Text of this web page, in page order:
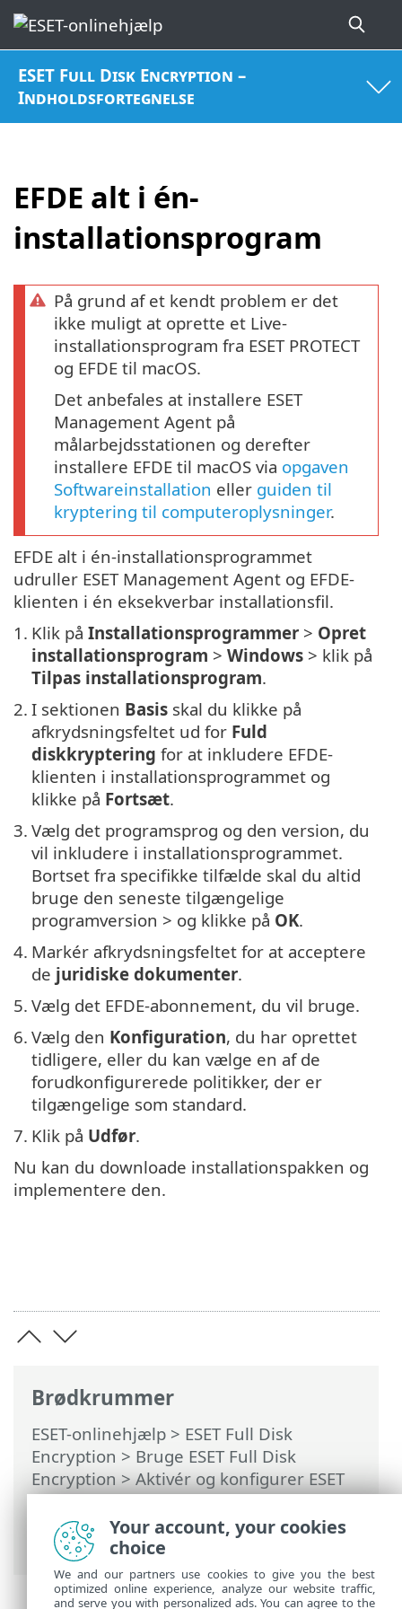
ESET Full Disk Encryption –
Indholdsfortegnelse
EFDE alt i én-
installationsprogram
Brødkrummer
ESET-onlinehjælp > ESET Full Disk
Encryption > Bruge ESET Full Disk
Encryption>Aktivér og konfigurer ESET
Full Disk Encryption>Udrulning af EFDE-
klient> EFDE alt i én-
installationsprogram
På grund af et kendt problem er det
ikke muligt at oprette et Live-
installationsprogram fra ESET PROTECT
og EFDE til macOS.
Det anbefales at installere ESET
Management Agent på
målarbejdsstationen og derefter
installere EFDE til macOS via opgaven
Softwareinstallation eller guiden til
kryptering til computeroplysninger.
EFDE alt i én-installationsprogrammet
udruller ESET Management Agent og EFDE-
klienten i én eksekverbar installationsfil.
1. Klik på Installationsprogrammer > Opret
installationsprogram > Windows > klik på
Tilpas installationsprogram.
2. I sektionen Basis skal du klikke på
afkrydsningsfeltet ud for Fuld
diskkryptering for at inkludere EFDE-
klienten i installationsprogrammet og
klikke på Fortsæt.
3. Vælg det programsprog og den version, du
vil inkludere i installationsprogrammet.
Bortset fra specifikke tilfælde skal du altid
bruge den seneste tilgængelige
programversion > og klikke på OK.
4. Markér afkrydsningsfeltet for at acceptere
de juridiske dokumenter.
5. Vælg det EFDE-abonnement, du vil bruge.
6. Vælg den Konfiguration, du har oprettet
tidligere, eller du kan vælge en af de
forudkonfigurerede politikker, der er
tilgængelige som standard.
7. Klik på Udfør.
Nu kan du downloade installationspakken og
implementere den.
Your account, your cookies
choice
We and our partners use cookies to give you the best
optimized online experience, analyze our website traffic,
and serve you with personalized ads. You can agree to the